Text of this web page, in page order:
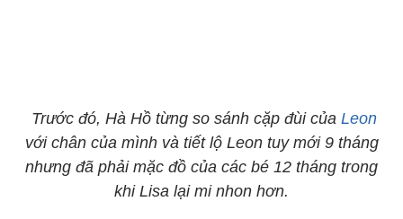
Trước đó, Hà Hồ từng so sánh cặp đùi của Leon
với chân của mình và tiết lộ Leon tuy mới 9 tháng
nhưng đã phải mặc đồ của các bé 12 tháng trong
khi Lisa lại mi nhon hơn.